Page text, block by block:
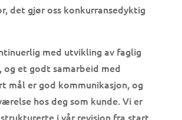
det gjør oss konkurransedyktig
med utvikling av faglig
og et godt samarbeid med
mål er god kommunikasjon, og
relse hos deg som kunde. Vi er
i vår revisjon fra start